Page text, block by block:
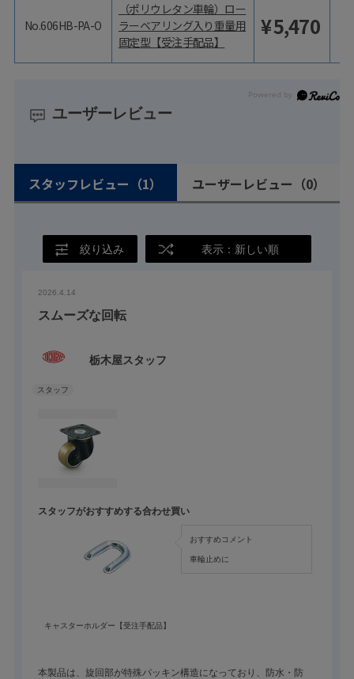
No.606HB-PA-O
（ポリウレタン車輪）ロー
ラーベアリング入り重量用
固定型【受注手配品】
¥5,470
ユーザーレビュー
スタッフレビュー （1） ユーザーレビュー （0）
絞り込み 表示：新しい順
2026.4.14
スムーズな回転
栃木屋スタッフ
スタッフがおすすめする合わせ買い
キャスターホルダー【受注手配品】
おすすめコメント
車輪止めに
本製品は、旋回部が特殊パッキン構造になっており、防水・防